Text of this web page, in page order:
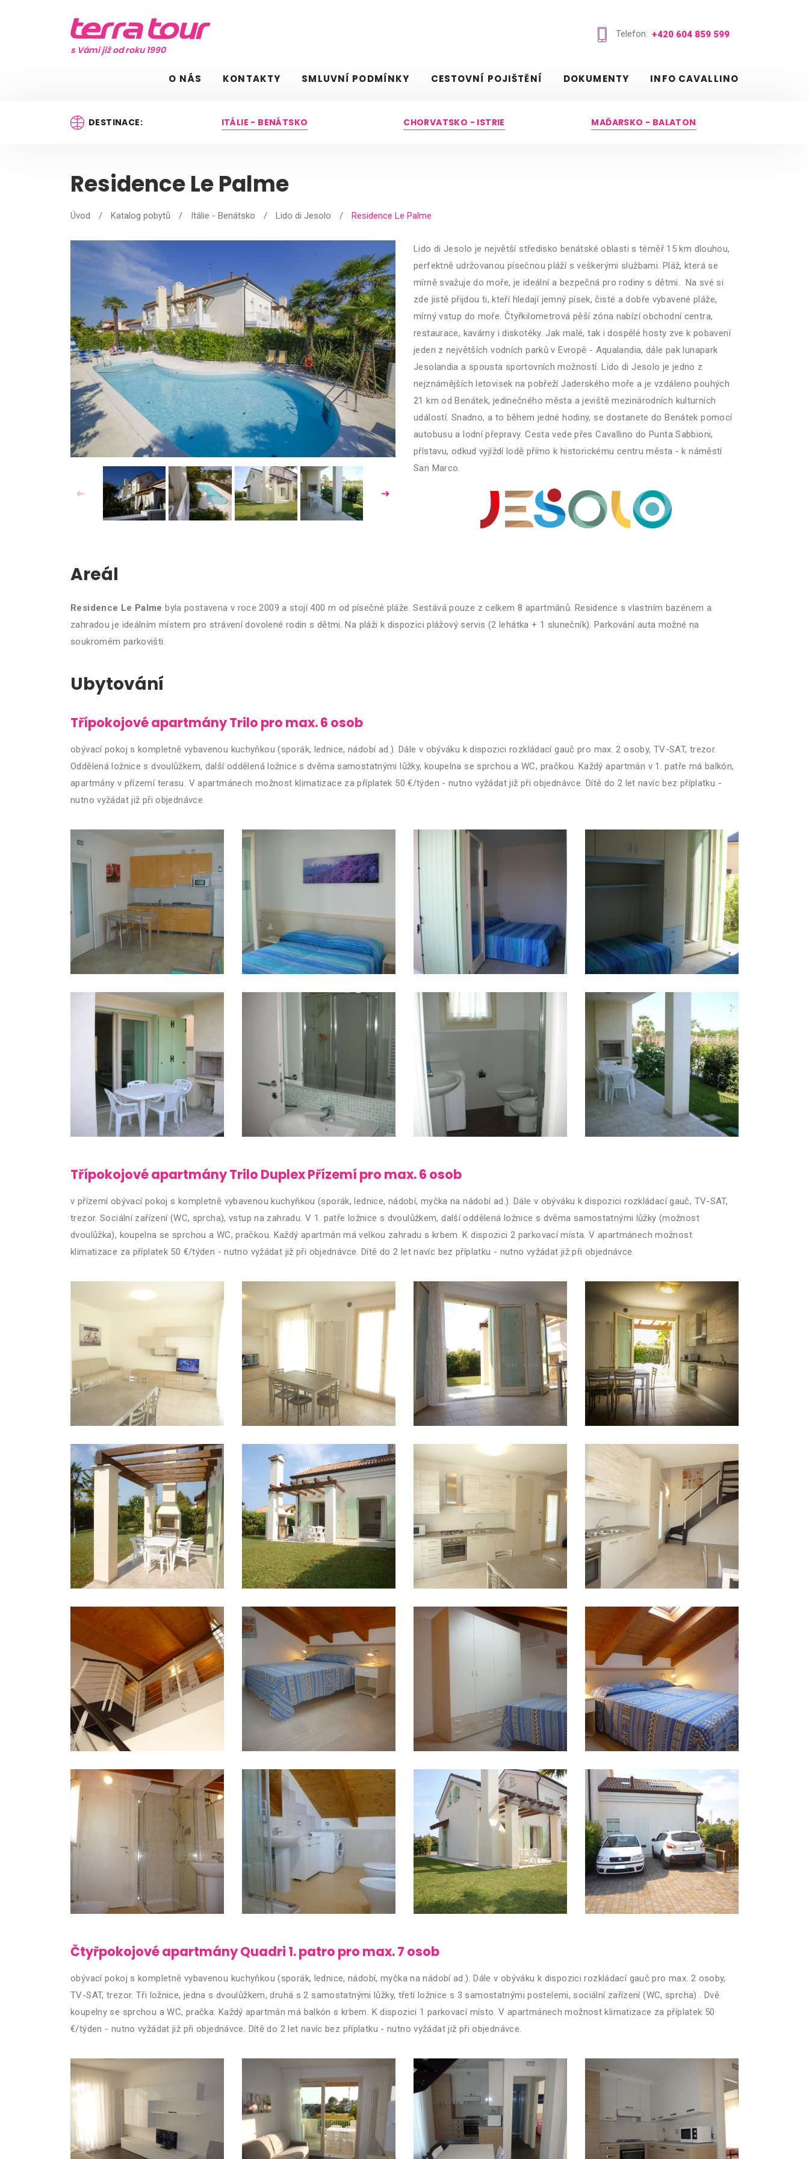
s Vámi již od roku 1990
Telefon: +420 604 859 599
O NÁS KONTAKTY SMLUVNÍ PODMÍNKY CESTOVNÍ POJIŠTĚNÍ DOKUMENTY INFO CAVALLINO
DESTINACE: ITÁLIE - BENÁTSKO CHORVATSKO - ISTRIE MAĎARSKO - BALATON
Residence Le Palme
Úvod / Katalog pobytů / Itálie - Benátsko / Lido di Jesolo / Residence Le Palme
Lido di Jesolo je největší středisko benátské oblasti s téměř 15 km dlouhou,
perfektně udržovanou písečnou pláží s veškerými službami. Pláž, která se
mírně svažuje do moře, je ideální a bezpečná pro rodiny s dětmi. Na své si
zde jistě přijdou ti, kteří hledají jemný písek, čisté a dobře vybavené pláže,
mírný vstup do moře. Čtyřkilometrová pěší zóna nabízí obchodní centra,
restaurace, kavárny i diskotéky. Jak malé, tak i dospělé hosty zve k pobavení
jeden z největších vodních parků v Evropě - Aqualandia, dále pak lunapark
Jesolandia a spousta sportovních možností. Lido di Jesolo je jedno z
nejznámějších letovisek na pobřeží Jaderského moře a je vzdáleno pouhých
21 km od Benátek, jedinečného města a jeviště mezinárodních kulturních
událostí. Snadno, a to během jedné hodiny, se dostanete do Benátek pomocí
autobusu a lodní přepravy. Cesta vede přes Cavallino do Punta Sabbioni,
přístavu, odkud vyjíždí lodě přímo k historickému centru města - k náměstí
San Marco.
Areál
Residence Le Palme byla postavena v roce 2009 a stojí 400 m od písečné pláže. Sestává pouze z celkem 8 apartmánů. Residence s vlastním bazénem a
zahradou je ideálním místem pro strávení dovolené rodin s dětmi. Na pláži k dispozici plážový servis (2 lehátka + 1 slunečník). Parkování auta možné na
soukromém parkovišti.
Ubytování
Třípokojové apartmány Trilo pro max. 6 osob
obývací pokoj s kompletně vybavenou kuchyňkou (sporák, lednice, nádobí ad.). Dále v obýváku k dispozici rozkládací gauč pro max. 2 osoby, TV-SAT, trezor.
Oddělená ložnice s dvoulůžkem, další oddělená ložnice s dvěma samostatnými lůžky, koupelna se sprchou a WC, pračkou. Každý apartmán v 1. patře má balkón,
apartmány v přízemí terasu. V apartmánech možnost klimatizace za příplatek 50 €/týden - nutno vyžádat již při objednávce. Dítě do 2 let navíc bez příplatku -
nutno vyžádat již při objednávce.
Třípokojové apartmány Trilo Duplex Přízemí pro max. 6 osob
v přízemí obývací pokoj s kompletně vybavenou kuchyňkou (sporák, lednice, nádobí, myčka na nádobí ad.). Dále v obýváku k dispozici rozkládací gauč, TV-SAT,
trezor. Sociální zařízení (WC, sprcha), vstup na zahradu. V 1. patře ložnice s dvoulůžkem, další oddělená ložnice s dvěma samostatnými lůžky (možnost
dvoulůžka), koupelna se sprchou a WC, pračkou. Každý apartmán má velkou zahradu s krbem. K dispozici 2 parkovací místa. V apartmánech možnost
klimatizace za příplatek 50 €/týden - nutno vyžádat již při objednávce. Dítě do 2 let navíc bez příplatku - nutno vyžádat již při objednávce.
Čtyřpokojové apartmány Quadri 1. patro pro max. 7 osob
obývací pokoj s kompletně vybavenou kuchyňkou (sporák, lednice, nádobí, myčka na nádobí ad.). Dále v obýváku k dispozici rozkládací gauč pro max. 2 osoby,
TV-SAT, trezor. Tři ložnice, jedna s dvoulůžkem, druhá s 2 samostatnými lůžky, třetí ložnice s 3 samostatnými postelemi, sociální zařízení (WC, sprcha) . Dvě
koupelny se sprchou a WC, pračka. Každý apartmán má balkón s krbem. K dispozici 1 parkovací místo. V apartmánech možnost klimatizace za příplatek 50
€/týden - nutno vyžádat již při objednávce. Dítě do 2 let navíc bez příplatku - nutno vyžádat již při objednávce.